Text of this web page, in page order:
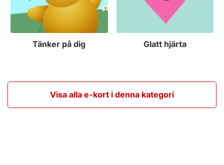
Tänker på dig Glatt hjärta
Visa alla e-kort i denna kategori